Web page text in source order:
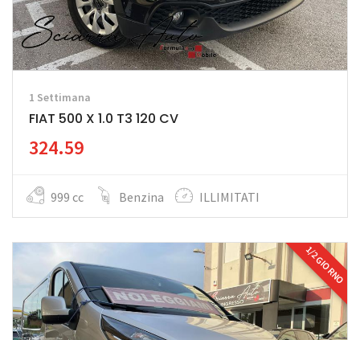
1 Settimana
FIAT 500 X 1.0 T3 120 CV
324.59
999 cc Benzina ILLIMITATI
1/2 GIORNO